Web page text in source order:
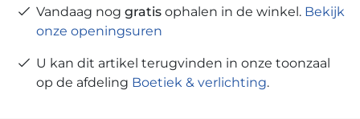
Vandaag nog gratis ophalen in de winkel. Bekijk
onze openingsuren
U kan dit artikel terugvinden in onze toonzaal
op de afdeling Boetiek & verlichting.